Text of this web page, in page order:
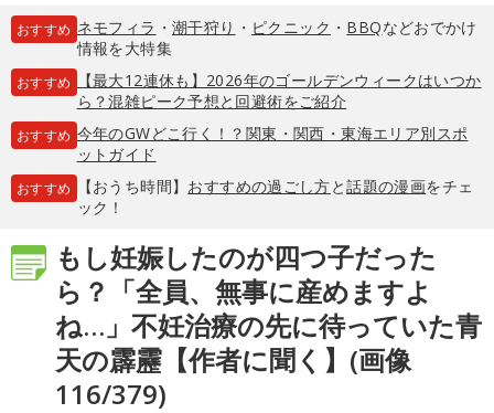
おすすめ ネモフィラ ・ 潮干狩り ・ ピクニック ・ BBQなどおでかけ
情報を大特集
おすすめ
【最大12連休も】2026年のゴールデンウィークはいつか
ら？混雑ピーク予想と回避術をご紹介
おすすめ 今年のGWどこ行く！？関東・関西・東海エリア別スポ
ットガイド
おすすめ 【おうち時間】 おすすめの過ごし方と話題の漫画をチェ
ック！
もし妊娠したのが四つ子だった
ら？「全員、無事に産めますよ
ね…」不妊治療の先に待っていた青
天の霹靂【作者に聞く】(画像
116/379)